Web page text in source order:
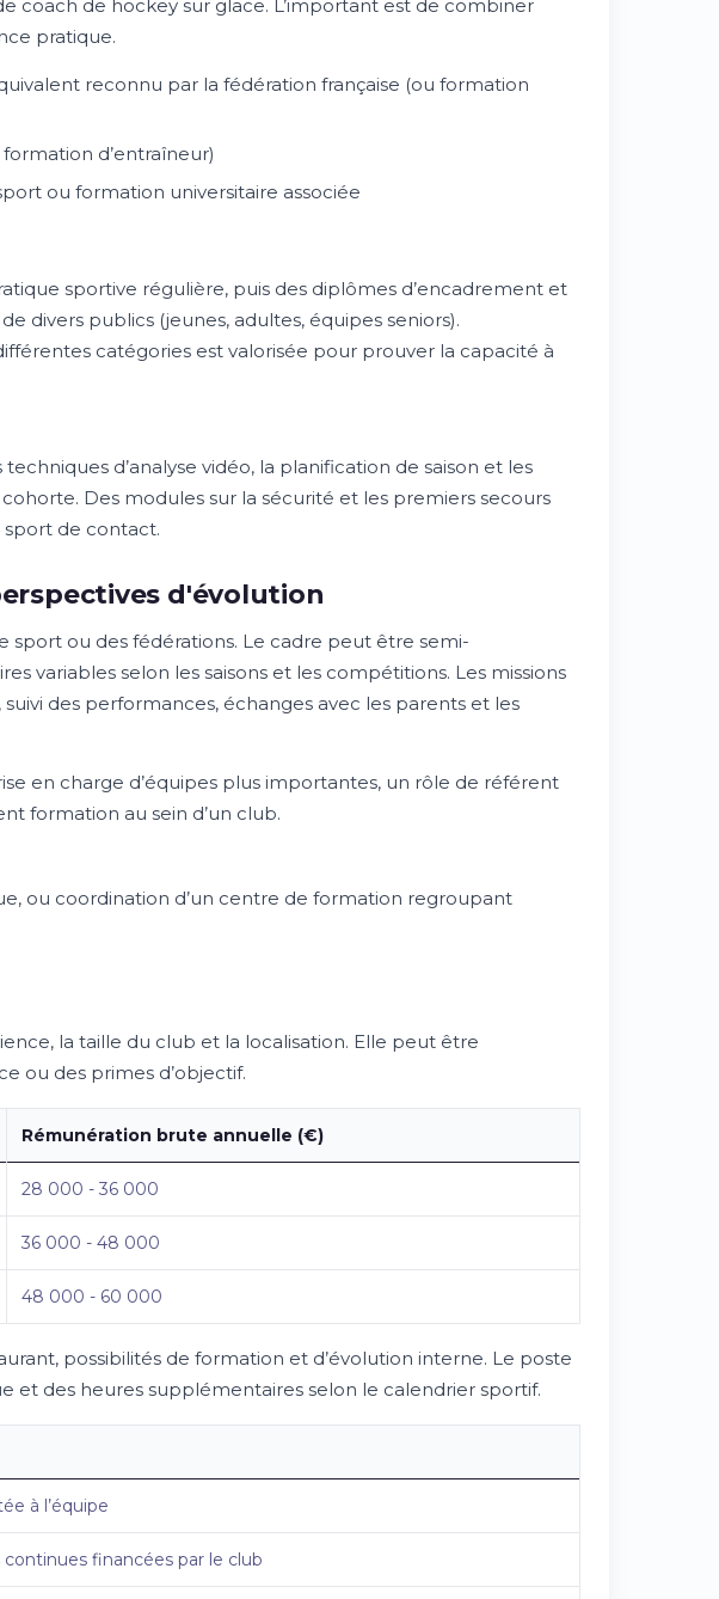
coach de hockey sur glace. L’important est de combiner
pratique.
reconnu par la fédération française (ou formation
d’entraîneur)
ou formation universitaire associée
sportive régulière, puis des diplômes d’encadrement et
divers publics (jeunes, adultes, équipes seniors).
catégories est valorisée pour prouver la capacité à
d’analyse vidéo, la planification de saison et les
Des modules sur la sécurité et les premiers secours
de contact.
d'évolution
sport ou des fédérations. Le cadre peut être semi-
variables selon les saisons et les compétitions. Les missions
des performances, échanges avec les parents et les
en charge d’équipes plus importantes, un rôle de référent
formation au sein d’un club.
ou coordination d’un centre de formation regroupant
la taille du club et la localisation. Elle peut être
ou des primes d’objectif.
Rémunération brute annuelle (€)
28 000 - 36 000
36 000 - 48 000
48 000 - 60 000
possibilités de formation et d’évolution interne. Le poste
et des heures supplémentaires selon le calendrier sportif.
à l’équipe
financées par le club